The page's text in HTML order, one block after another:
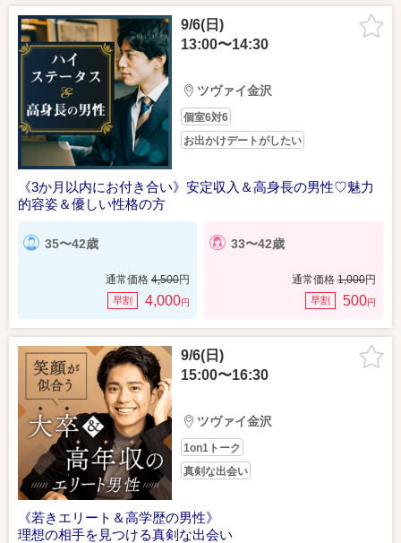
9/6(日)
13:00〜14:30
ツヴァイ金沢
個室6対6
お出かけデートがしたい
《3か月以内にお付き合い》安定収入＆高身長の男性♡魅力
的容姿＆優しい性格の方
35〜42歳
通常価格 4,500円
早割 4,000円
33〜42歳
通常価格 1,000円
早割 500円
9/6(日)
15:00〜16:30
ツヴァイ金沢
1on1トーク
真剣な出会い
《若きエリート＆高学歴の男性》
理想の相手を見つける真剣な出会い